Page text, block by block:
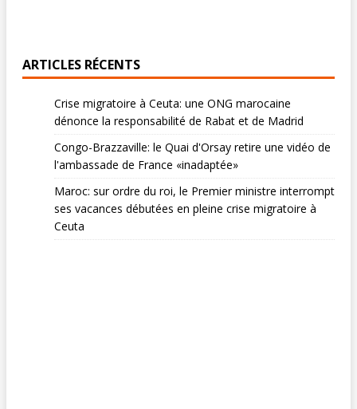
ARTICLES RÉCENTS
Crise migratoire à Ceuta: une ONG marocaine
dénonce la responsabilité de Rabat et de Madrid
Congo-Brazzaville: le Quai d'Orsay retire une vidéo de
l'ambassade de France «inadaptée»
Maroc: sur ordre du roi, le Premier ministre interrompt
ses vacances débutées en pleine crise migratoire à
Ceuta